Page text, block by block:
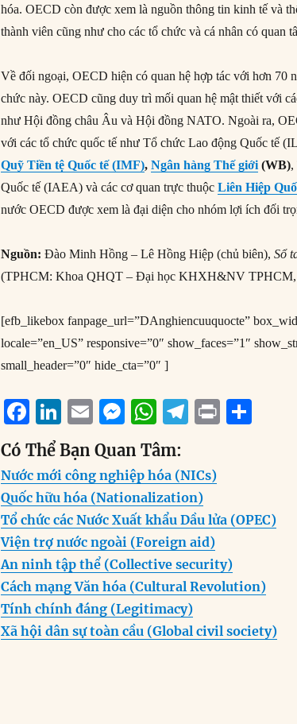
hóa. OECD còn được xem là nguồn thông tin kinh tế và
thành viên cũng như cho các tổ chức và cá nhân có quan
Về đối ngoại, OECD hiện có quan hệ hợp tác với hơn 70
chức này. OECD cũng duy trì mối quan hệ mật thiết với
như Hội đồng châu Âu và Hội đồng NATO. Ngoài ra,
với các tổ chức quốc tế như Tổ chức Lao động Quốc tế
Quỹ Tiền tệ Quốc tế(IMF),Ngân hàng Thế giới (WB),
Quốc tế (IAEA) và các cơ quan trực thuộcLiên Hiệp
nước OECD được xem là đại diện cho nhóm lợi ích đối
Nguồn:Đào Minh Hồng – Lê Hồng Hiệp (chủ biên),Sổ
(TPHCM: Khoa QHQT – Đại học KHXH&NV TPHCM,
[efb_likebox fanpage_url=”DAnghiencuuquocte”
locale=”en_US” responsive=”0″ show_faces=”1″
small_header=”0″ hide_cta=”0″ ]
F
a
c
e
b
o
o
k
Li
n
k
e
d
I
n
E
m
ai
l
M
ss
e
n
g
er
W
h
at
s
A
p
p
T
e
g
r
a
m
P
Có Thể Bạn Quan Tâm:
Nước mới công nghiệp hóa (NICs)
Quốc hữu hóa (Nationalization)
Tổ chức các Nước Xuất khẩu Dầu lửa (OPEC)
Viện trợ nước ngoài (Foreign aid)
An ninh tập thể (Collective security)
Cách mạng Văn hóa (Cultural Revolution)
Tính chính đáng (Legitimacy)
Xã hội dân sự toàn cầu (Global civil society)